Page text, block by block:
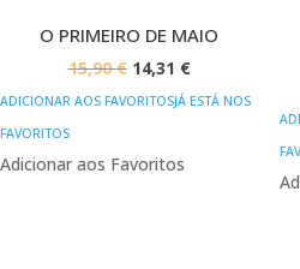
O PRIMEIRO DE MAIO
15,90€ O
PREÇO
ERA:
14,31 €O
PREÇO
ADICIONAR AOS FAVORITOSJÁ ESTÁ NOS
FAVORITOS
Adicionar aos Favoritos